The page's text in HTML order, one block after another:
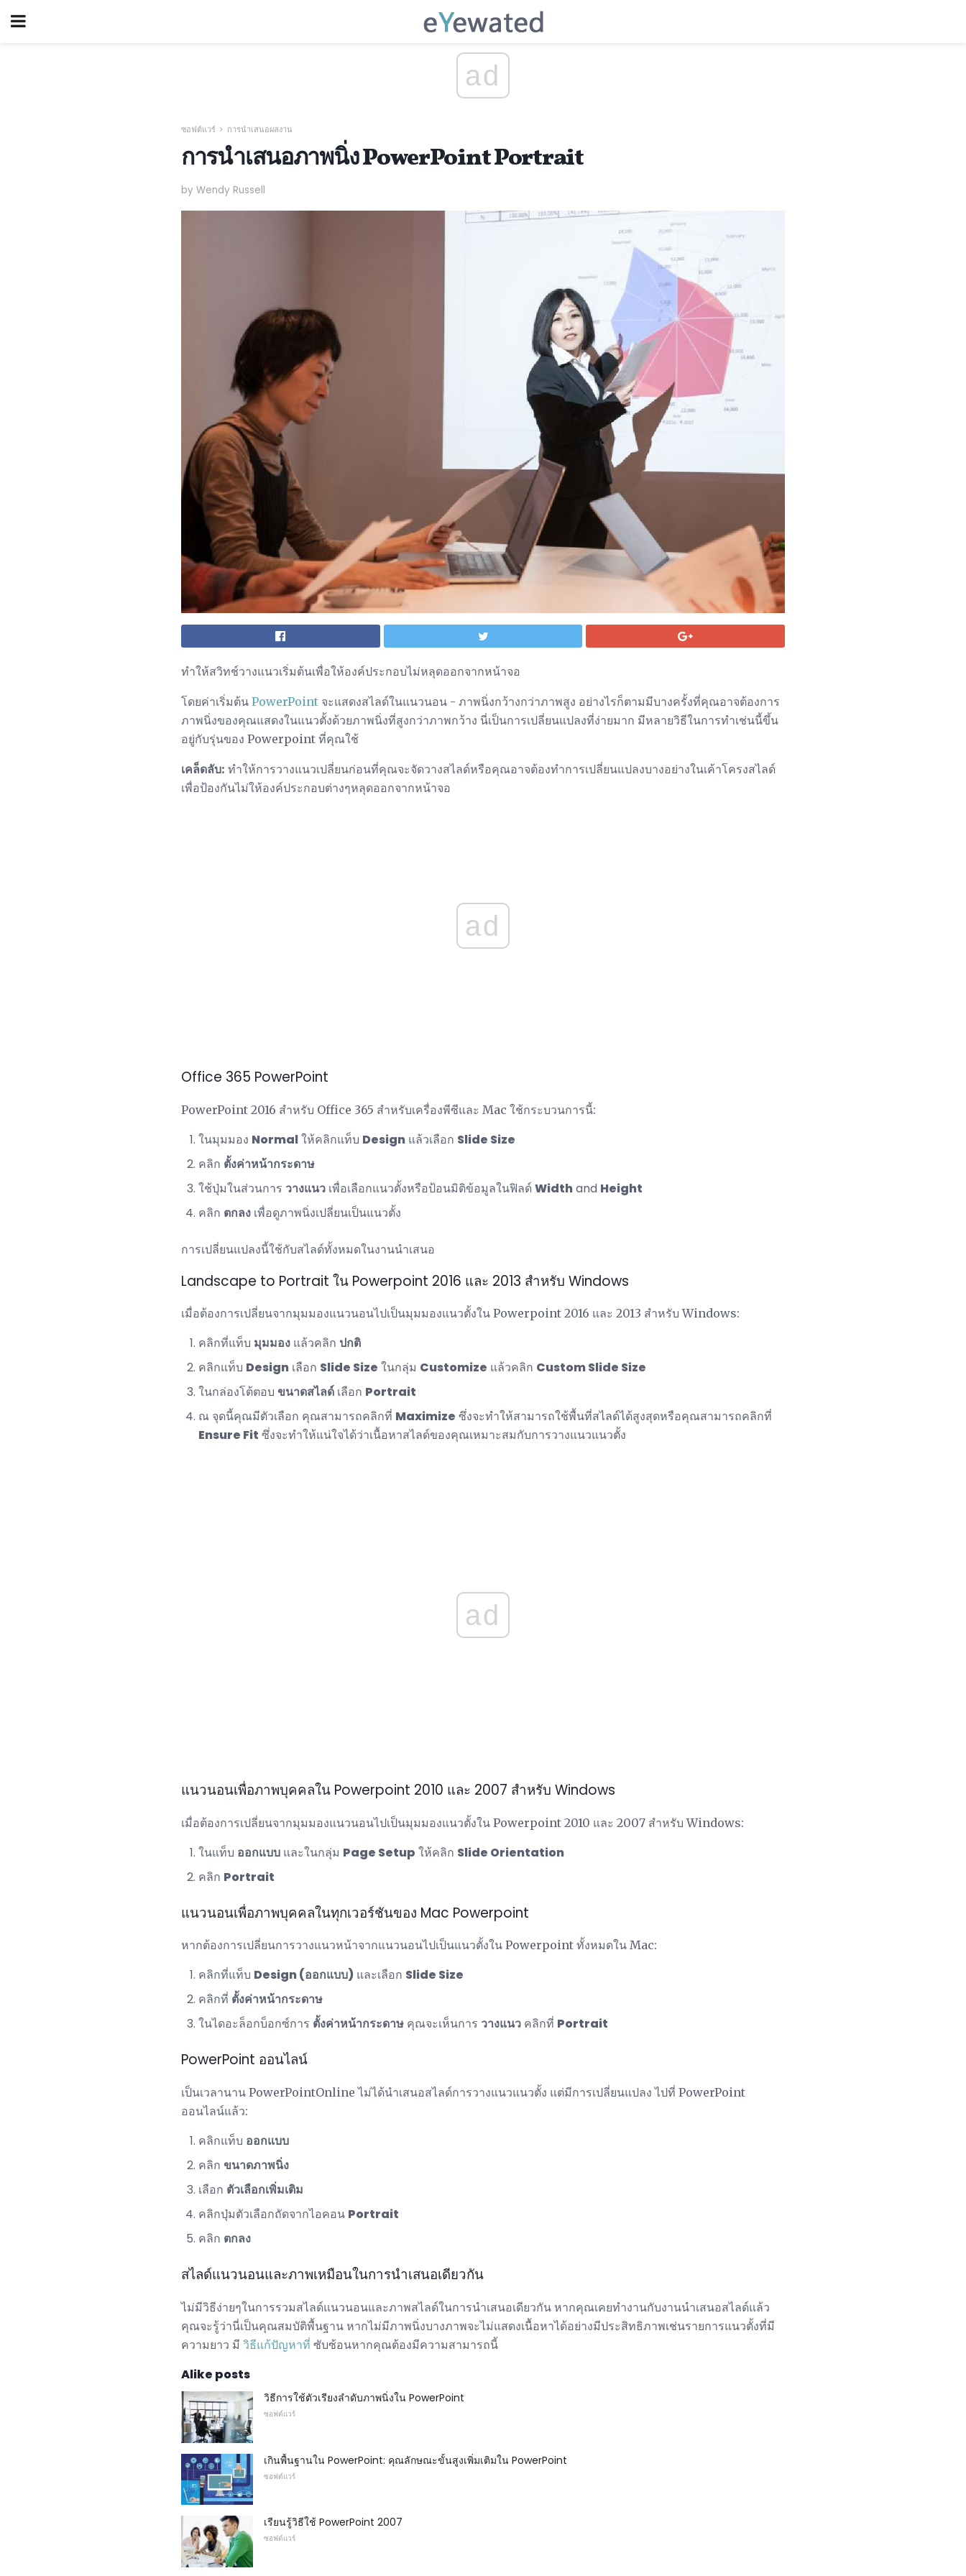
ad
ซอฟต์แวร์ การนำเสนอผลงาน
การนำเสนอภาพนิ่ง PowerPoint Portrait
by Wendy Russell
ทำให้สวิทช์วางแนวเริ่มต้นเพื่อให้องค์ประกอบไม่หลุดออกจากหน้าจอ
โดยค่าเริ่มต้น PowerPoint จะแสดงสไลด์ในแนวนอน - ภาพนิ่งกว้างกว่าภาพสูง อย่างไรก็ตามมีบางครั้งที่คุณอาจต้องการ
ภาพนิ่งของคุณแสดงในแนวตั้งด้วยภาพนิ่งที่สูงกว่าภาพกว้าง นี่เป็นการเปลี่ยนแปลงที่ง่ายมาก มีหลายวิธีในการทำเช่นนี้ขึ้น
อยู่กับรุ่นของ Powerpoint ที่คุณใช้
เคล็ดลับ: ทำให้การวางแนวเปลี่ยนก่อนที่คุณจะจัดวางสไลด์หรือคุณอาจต้องทำการเปลี่ยนแปลงบางอย่างในเค้าโครงสไลด์
เพื่อป้องกันไม่ให้องค์ประกอบต่างๆหลุดออกจากหน้าจอ
ad
Office 365 PowerPoint
PowerPoint 2016 สำหรับ Office 365 สำหรับเครื่องพีซีและ Mac ใช้กระบวนการนี้:
ในมุมมอง Normalให้คลิกแท็บ Design แล้วเลือก Slide Size
คลิก ตั้งค่าหน้ากระดาษ
ใช้ปุ่มในส่วนการ วางแนว เพื่อเลือกแนวตั้งหรือป้อนมิติข้อมูลในฟิลด์ Widthand Height
คลิก ตกลง เพื่อดูภาพนิ่งเปลี่ยนเป็นแนวตั้ง
การเปลี่ยนแปลงนี้ใช้กับสไลด์ทั้งหมดในงานนำเสนอ
Landscape to Portrait ใน Powerpoint 2016 และ 2013 สำหรับ Windows
เมื่อต้องการเปลี่ยนจากมุมมองแนวนอนไปเป็นมุมมองแนวตั้งใน Powerpoint 2016 และ 2013 สำหรับ Windows:
คลิกที่แท็บ มุมมอง แล้วคลิก ปกติ
คลิกแท็บ Design เลือก Slide Size ในกลุ่ม Customize แล้วคลิก Custom Slide Size
ในกล่องโต้ตอบ ขนาดสไลด์ เลือก Portrait
ณ จุดนี้คุณมีตัวเลือก คุณสามารถคลิกที่ Maximize ซึ่งจะทำให้สามารถใช้พื้นที่สไลด์ได้สูงสุดหรือคุณสามารถคลิกที่
Ensure Fit ซึ่งจะทำให้แน่ใจได้ว่าเนื้อหาสไลด์ของคุณเหมาะสมกับการวางแนวแนวตั้ง
ad
แนวนอนเพื่อภาพบุคคลใน Powerpoint 2010 และ 2007 สำหรับ Windows
เมื่อต้องการเปลี่ยนจากมุมมองแนวนอนไปเป็นมุมมองแนวตั้งใน Powerpoint 2010 และ 2007 สำหรับ Windows:
ในแท็บ ออกแบบ และในกลุ่ม Page Setup ให้คลิก Slide Orientation
คลิก Portrait
แนวนอนเพื่อภาพบุคคลในทุกเวอร์ชันของ Mac Powerpoint
หากต้องการเปลี่ยนการวางแนวหน้าจากแนวนอนไปเป็นแนวตั้งใน Powerpoint ทั้งหมดใน Mac:
คลิกที่แท็บ Design (ออกแบบ) และเลือก Slide Size
คลิกที่ ตั้งค่าหน้ากระดาษ
ในไดอะล็อกบ็อกซ์การ ตั้งค่าหน้ากระดาษ คุณจะเห็นการ วางแนว คลิกที่ Portrait
PowerPoint ออนไลน์
เป็นเวลานาน PowerPointOnline ไม่ได้นำเสนอสไลด์การวางแนวแนวตั้ง แต่มีการเปลี่ยนแปลง ไปที่ PowerPoint
ออนไลน์แล้ว:
คลิกแท็บ ออกแบบ
คลิก ขนาดภาพนิ่ง
เลือก ตัวเลือกเพิ่มเติม
คลิกปุ่มตัวเลือกถัดจากไอคอน Portrait
คลิก ตกลง
สไลด์แนวนอนและภาพเหมือนในการนำเสนอเดียวกัน
ไม่มีวิธีง่ายๆในการรวมสไลด์แนวนอนและภาพสไลด์ในการนำเสนอเดียวกัน หากคุณเคยทำงานกับงานนำเสนอสไลด์แล้ว
คุณจะรู้ว่านี่เป็นคุณสมบัติพื้นฐาน หากไม่มีภาพนิ่งบางภาพจะไม่แสดงเนื้อหาได้อย่างมีประสิทธิภาพเช่นรายการแนวตั้งที่มี
ความยาว มี วิธีแก้ปัญหาที่ ซับซ้อนหากคุณต้องมีความสามารถนี้
Alike posts
วิธีการใช้ตัวเรียงลำดับภาพนิ่งใน PowerPoint
ซอฟต์แวร์
เกินพื้นฐานใน PowerPoint: คุณลักษณะขั้นสูงเพิ่มเติมใน PowerPoint
ซอฟต์แวร์
เรียนรู้วิธีใช้ PowerPoint 2007
ซอฟต์แวร์